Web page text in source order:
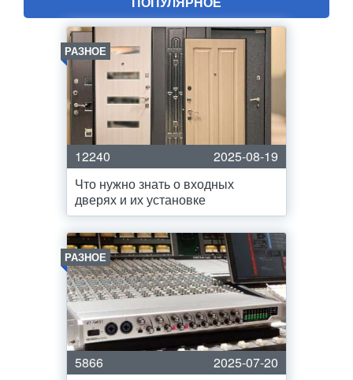
РАЗНОЕ
12240
2025-08-19
Что нужно знать о входных
дверях и их установке
РАЗНОЕ
5866
2025-07-20